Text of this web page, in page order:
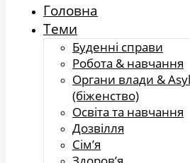
Головна
Теми
Буденні справи
Робота & навчання
Органи влади & Asyl
(біженство)
Освіта та навчання
Дозвілля
Сім’я